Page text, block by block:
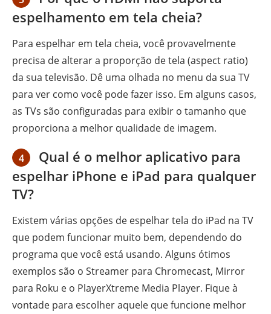
espelhamento em tela cheia?
Para espelhar em tela cheia, você provavelmente
precisa de alterar a proporção de tela (aspect ratio)
da sua televisão. Dê uma olhada no menu da sua TV
para ver como você pode fazer isso. Em alguns casos,
as TVs são configuradas para exibir o tamanho que
proporciona a melhor qualidade de imagem.
4
Qual é o melhor aplicativo para
espelhar iPhone e iPad para qualquer
TV?
Existem várias opções de espelhar tela do iPad na TV
que podem funcionar muito bem, dependendo do
programa que você está usando. Alguns ótimos
exemplos são o Streamer para Chromecast, Mirror
para Roku e o PlayerXtreme Media Player. Fique à
vontade para escolher aquele que funcione melhor